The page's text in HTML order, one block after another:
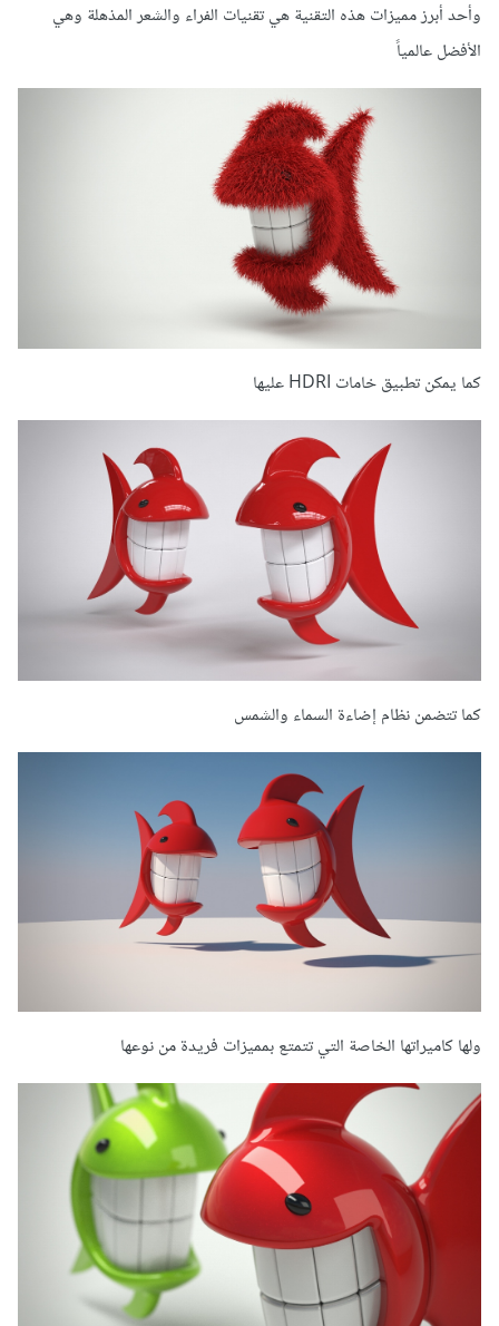
وأحد أبرز مميزات هذه التقنية هي تقنيات الفراء والشعر المذهلة وهي
الأفضل عالمياً
كما يمكن تطبيق خامات HDRI عليها
كما تتضمن نظام إضاءة السماء والشمس
ولها كاميراتها الخاصة التي تتمتع بمميزات فريدة من نوعها